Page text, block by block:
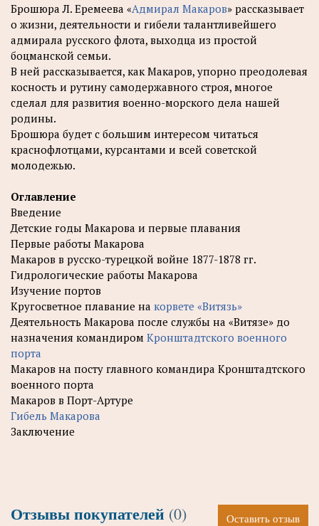
Брошюра Л. Еремеева «Адмирал Макаров» рассказывает
о жизни, деятельности и гибели талантливейшего
адмирала русского флота, выходца из простой
боцманской семьи.
В ней рассказывается, как Макаров, упорно преодолевая
косность и рутину самодержавного строя, многое
сделал для развития военно-морского дела нашей
родины.
Брошюра будет с большим интересом читаться
краснофлотцами, курсантами и всей советской
молодежью.
Оглавление
Введение
Детские годы Макарова и первые плавания
Первые работы Макарова
Макаров в русско-турецкой войне 1877-1878 гг.
Гидрологические работы Макарова
Изучение портов
Кругосветное плавание на корвете «Витязь»
Деятельность Макарова после службы на «Витязе» до
назначения командиром Кронштадтского военного
порта
Макаров на посту главного командира Кронштадтского
военного порта
Макаров в Порт-Артуре
Гибель Макарова
Заключение
Отзывы покупателей (0) Оставить отзыв